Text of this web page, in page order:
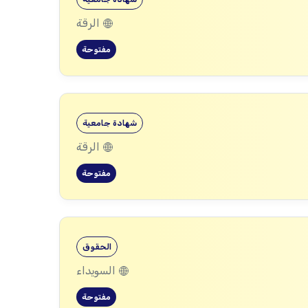
الرقة
مفتوحة
شهادة جامعية
الرقة
مفتوحة
الحقوق
السويداء
مفتوحة